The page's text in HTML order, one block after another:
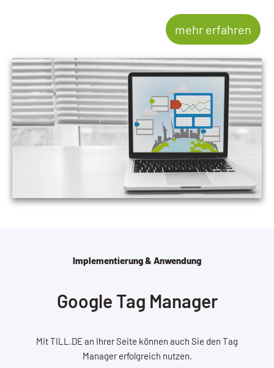
mehr erfahren
Implementierung & Anwendung
Google Tag Manager
Mit TILL.DE an Ihrer Seite können auch Sie den Tag
Manager erfolgreich nutzen.